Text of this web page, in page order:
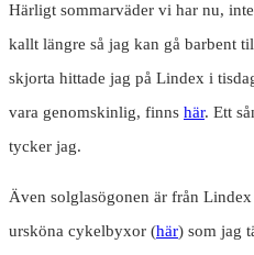
Härligt sommarväder vi har nu,
kallt längre så jag kan gå barbent
skjorta hittade jag på Lindex i
vara genomskinlig, finns här. Ett
tycker jag.
Även solglasögonen är från
ursköna cykelbyxor (här) som jag